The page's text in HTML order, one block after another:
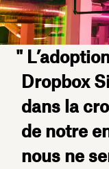
"
Dropbox
dans la
de notre
nous ne